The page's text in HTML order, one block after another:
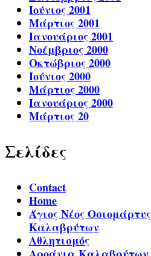
Ιούνιος 2001
Μάρτιος 2001
Ιανουάριος 2001
Νοέμβριος 2000
Οκτώβριος 2000
Ιούνιος 2000
Μάρτιος 2000
Ιανουάριος 2000
Μάρτιος 20
Σελίδες
Contact
Home
Άγιος Νέος
Καλαβρύτων
Αθλητισμός